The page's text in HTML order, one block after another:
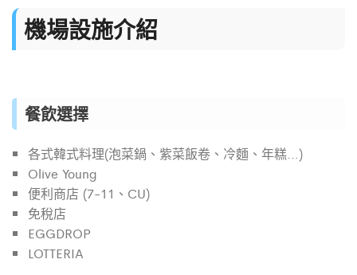
機場設施介紹
餐飲選擇
各式韓式料理(泡菜鍋、紫菜飯卷、冷麵、年糕…)
Olive Young
便利商店 (7-11、CU)
免稅店
EGGDROP
LOTTERIA